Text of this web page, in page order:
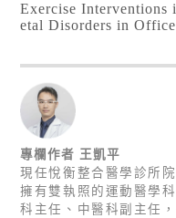
Exercise Interventions
etal Disorders in
專欄作者 王凱平
現任悅衡整合醫學診所
擁有雙執照的運動醫學
科主任、中醫科副主任